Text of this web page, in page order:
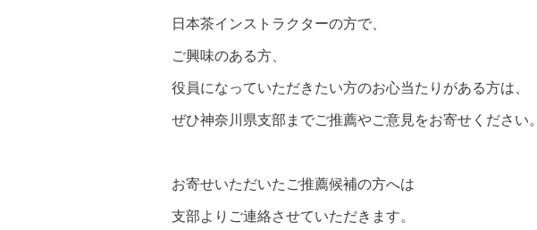
日本茶インストラクターの方で、
ご興味のある方、
役員になっていただきたい方のお心当たりがある方は、
ぜひ神奈川県支部までご推薦やご意見をお寄せください。
お寄せいただいたご推薦候補の方へは
支部よりご連絡させていただきます。